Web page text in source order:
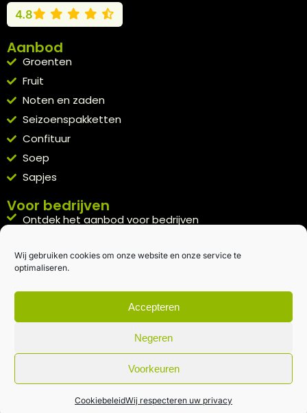
Wij gebruiken cookies om onze website en onze service te
optimaliseren.
Accepteren
Negeren
Voorkeuren
CookiebeleidWij respecteren uw privacy
4.8
Aanbod
Groenten
Fruit
Noten en zaden
Seizoenspakketten
Confituur
Soep
Sapjes
Voor bedrijven
Ontdek het aanbod voor bedrijven
Kennismakingspakket aanvragen
Blijft op de hoogte
Rechtstreeks van het veld naar je inbox.
Inschrijven nieuwsbrief
Algemene voorwaarden|Privacybeleid| gemaakt met door
creativitijd